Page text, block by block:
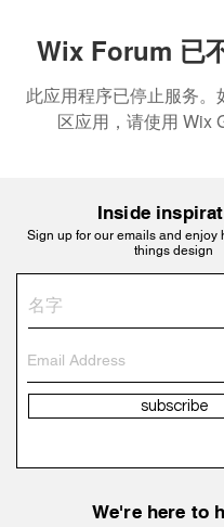
Wix Forum 已
此应用程序已停止服务。
区应用，请使用 Wix
Inside
Sign up for our emails and enjoy
things design
subscribe
We're here to